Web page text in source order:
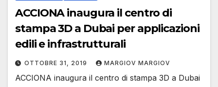
ACCIONA inaugura il centro di
stampa 3D a Dubai per applicazioni
edili e infrastrutturali
OTTOBRE 31, 2019 MARGIOV MARGIOV
ACCIONA inaugura il centro di stampa 3D a Dubai